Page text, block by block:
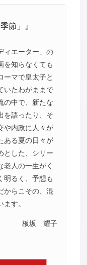
節」』
ィエーター」の
を知らなくても
ーマで皇太子と
いたわがままで
の中で、新たな
を語ったり、そ
や内政に人々が
ある夏の日々が
とした、シリー
老人の一生がく
明るく、予想も
からこその、混
す。
板坂 耀子